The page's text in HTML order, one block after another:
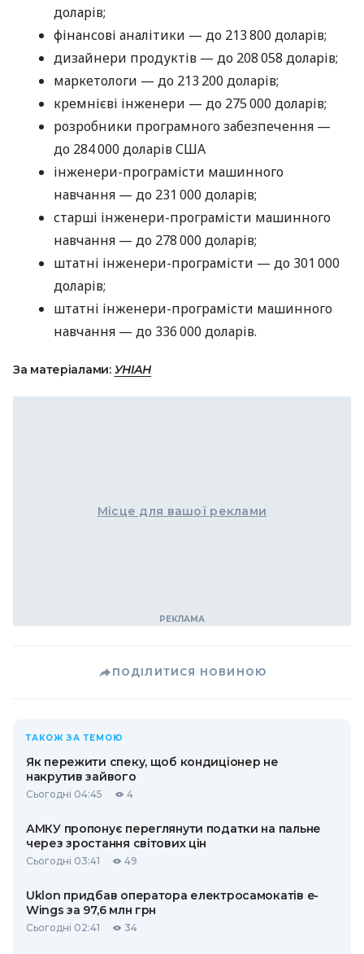
доларів;
фінансові аналітики — до 213 800 доларів;
дизайнери продуктів — до 208 058 доларів;
маркетологи — до 213 200 доларів;
кремнієві інженери — до 275 000 доларів;
розробники програмного забезпечення —
до 284 000 доларів США
інженери-програмісти машинного
навчання — до 231 000 доларів;
старші інженери-програмісти машинного
навчання — до 278 000 доларів;
штатні інженери-програмісти — до 301 000
доларів;
штатні інженери-програмісти машинного
навчання — до 336 000 доларів.
За матеріалами: УНІАН
Місце для вашої реклами
ПОДІЛИТИСЯ НОВИНОЮ
ТАКОЖ ЗА ТЕМОЮ
Як пережити спеку, щоб кондиціонер не
накрутив зайвого
Сьогодні 04:45 4
АМКУ пропонує переглянути податки на пальне
через зростання світових цін
Сьогодні 03:41 49
Uklon придбав оператора електросамокатів e-
Wings за 97,6 млн грн
Сьогодні 02:41 34